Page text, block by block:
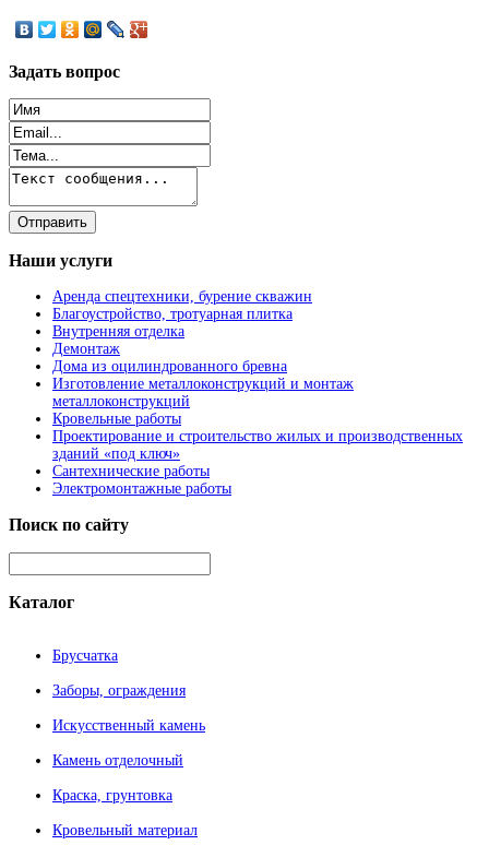
Задать вопрос
Наши услуги
Аренда спецтехники, бурение скважин
Благоустройство, тротуарная плитка
Внутренняя отделка
Демонтаж
Дома из оцилиндрованного бревна
Изготовление металлоконструкций и монтаж
металлоконструкций
Кровельные работы
Проектирование и строительство жилых и производственных
зданий «под ключ»
Сантехнические работы
Электромонтажные работы
Поиск по сайту
Каталог
Брусчатка
Заборы, ограждения
Искусственный камень
Камень отделочный
Краска, грунтовка
Кровельный материал